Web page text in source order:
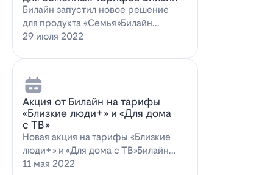
Билайн запустил новое решение
для продукта «Семья»Билайн
объявил о запуске новых возможн…
29 июля 2022
Акция от Билайн на тарифы
«Близкие люди+» и «Для дома
с ТВ»
Новая акция на тарифы «Близкие
люди+» и «Для дома с ТВ»Билайн
предлагает выг…
11 мая 2022